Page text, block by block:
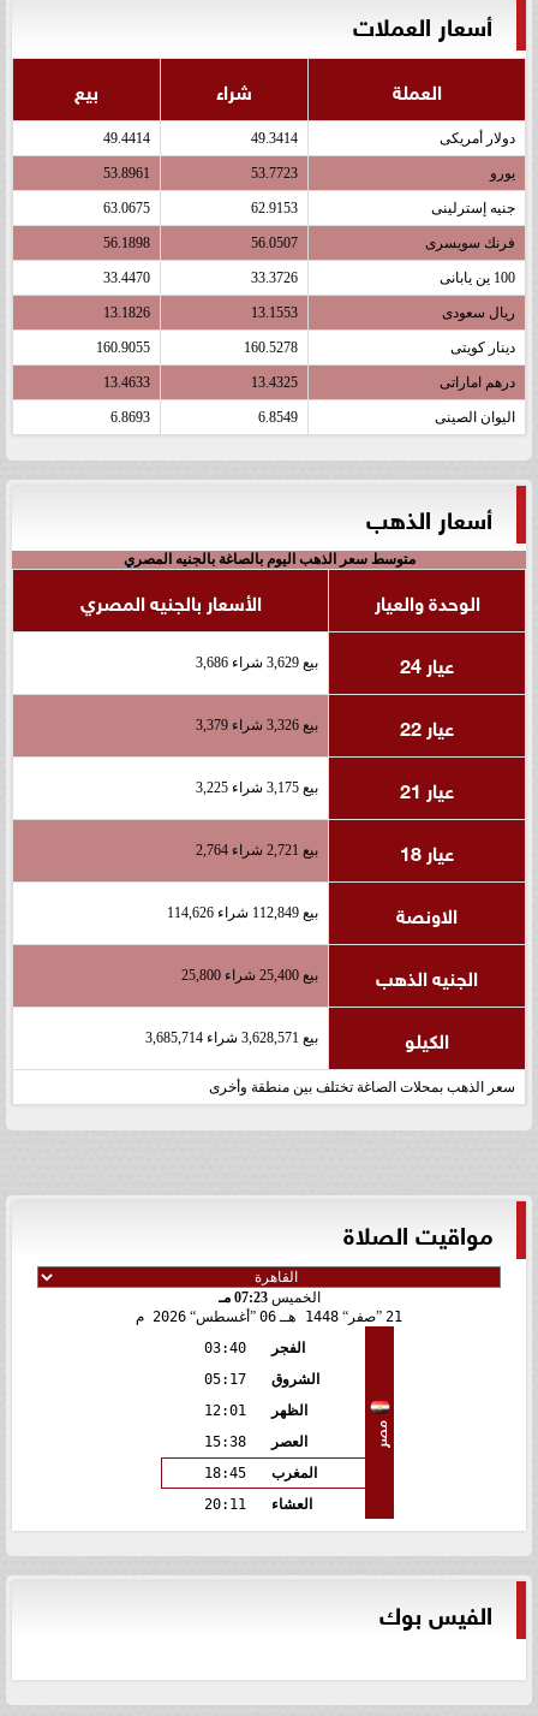
أسعار العملات
العملة شراء بيع
دولار أمريكى 49.3414
49.4414
يورو 53.7723
53.8961
جنيه إسترلينى 62.9153
63.0675
فرنك سويسرى 56.0507
56.1898
100 ين يابانى 33.3726
33.4470
ريال سعودى 13.1553
13.1826
دينار كويتى 160.5278
160.9055
درهم اماراتى 13.4325
13.4633
اليوان الصينى 6.8549
6.8693
أسعار الذهب
متوسط سعر الذهب اليوم بالصاغة بالجنيه المصري
الوحدة والعيار
الأسعار بالجنيه المصري
عيار 24
بيع 3,629 شراء 3,686
عيار 22 بيع 3,326 شراء 3,379
عيار 21 بيع 3,175 شراء 3,225
عيار 18 بيع 2,721 شراء 2,764
الاونصة بيع 112,849 شراء 114,626
الجنيه الذهب بيع 25,400 شراء 25,800
الكيلو بيع 3,628,571 شراء 3,685,714
سعر الذهب بمحلات الصاغة تختلف بين منطقة وأخرى
مواقيت الصلاة
الخميس07:23 مـ
21 صفر 1448 هـ 06 أغسطس 2026 م
مصر
الفجر
03:40
الشروق
05:17
الظهر
12:01
العصر
15:38
المغرب
18:45
العشاء
20:11
الفيس بوك